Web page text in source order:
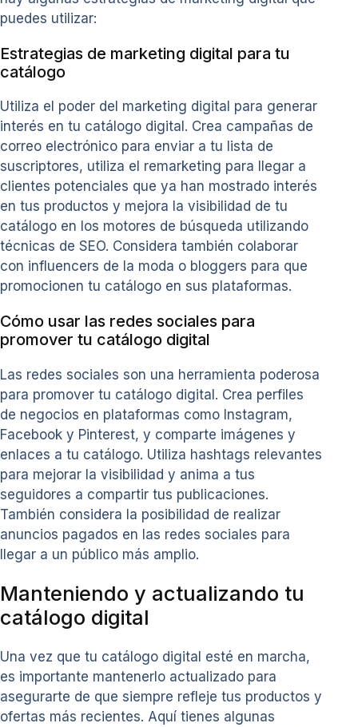
puedes utilizar:
Estrategias de marketing digital para tu
catálogo
Utiliza el poder del marketing digital para generar
interés en tu catálogo digital. Crea campañas de
correo electrónico para enviar a tu lista de
suscriptores, utiliza el remarketing para llegar a
clientes potenciales que ya han mostrado interés
en tus productos y mejora la visibilidad de tu
catálogo en los motores de búsqueda utilizando
técnicas de SEO. Considera también colaborar
con influencers de la moda o bloggers para que
promocionen tu catálogo en sus plataformas.
Cómo usar las redes sociales para
promover tu catálogo digital
Las redes sociales son una herramienta poderosa
para promover tu catálogo digital. Crea perfiles
de negocios en plataformas como Instagram,
Facebook y Pinterest, y comparte imágenes y
enlaces a tu catálogo. Utiliza hashtags relevantes
para mejorar la visibilidad y anima a tus
seguidores a compartir tus publicaciones.
También considera la posibilidad de realizar
anuncios pagados en las redes sociales para
llegar a un público más amplio.
Manteniendo y actualizando tu
catálogo digital
Una vez que tu catálogo digital esté en marcha,
es importante mantenerlo actualizado para
asegurarte de que siempre refleje tus productos y
ofertas más recientes. Aquí tienes algunas